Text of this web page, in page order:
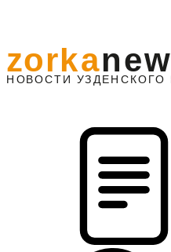
НО ВОСТИ УЗДЕНС КО ГО
zorkanew